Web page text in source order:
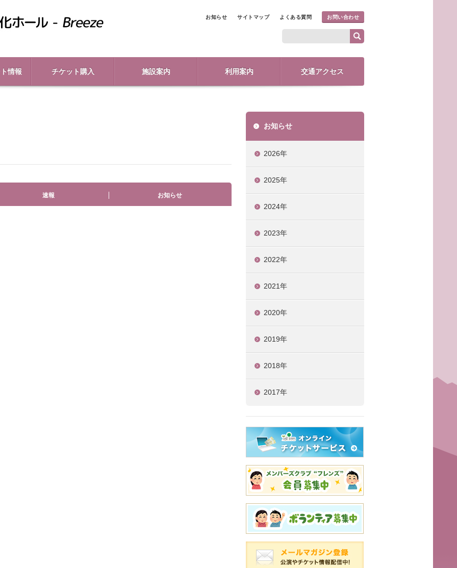
お知らせ サイトマップ よくある質問 お問い合わせ
情報 チケット購入 施設案内 利用案内 交通アクセス
速報 お知らせ
お知らせ
2026年
2025年
2024年
2023年
2022年
2021年
2020年
2019年
2018年
2017年